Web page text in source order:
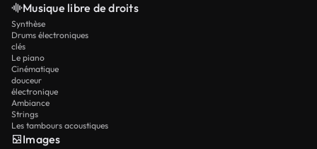
Musique libre de droits
Synthèse
Drums électroniques
clés
Le piano
Cinématique
douceur
électronique
Ambiance
Strings
Les tambours acoustiques
Images